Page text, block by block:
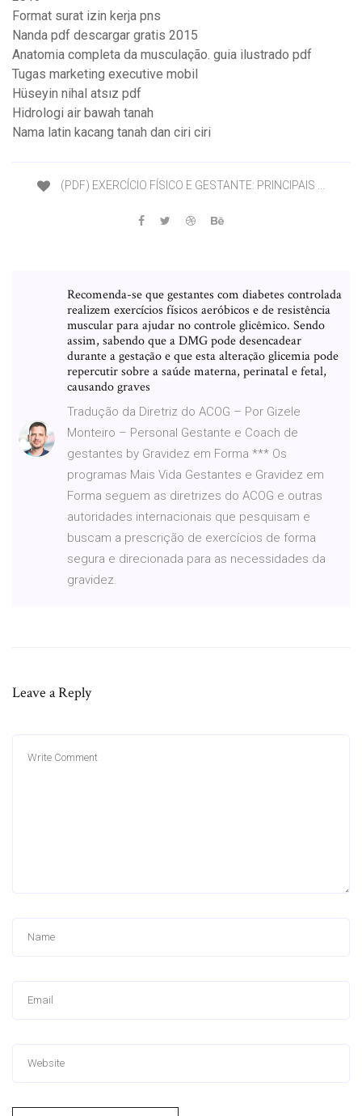
Format surat izin kerja pns
Nanda pdf descargar gratis 2015
Anatomia completa da musculação. guia ilustrado pdf
Tugas marketing executive mobil
Hüseyin nihal atsız pdf
Hidrologi air bawah tanah
Nama latin kacang tanah dan ciri ciri
(PDF) EXERCÍCIO FÍSICO E GESTANTE: PRINCIPAIS ...
Recomenda-se que gestantes com diabetes controlada
realizem exercícios físicos aeróbicos e de resistência
muscular para ajudar no controle glicêmico. Sendo
assim, sabendo que a DMG pode desencadear
durante a gestação e que esta alteração glicemia pode
repercutir sobre a saúde materna, perinatal e fetal,
causando graves
Tradução da Diretriz do ACOG – Por Gizele
Monteiro – Personal Gestante e Coach de
gestantes by Gravidez em Forma *** Os
programas Mais Vida Gestantes e Gravidez em
Forma seguem as diretrizes do ACOG e outras
autoridades internacionais que pesquisam e
buscam a prescrição de exercícios de forma
segura e direcionada para as necessidades da
gravidez.
Leave a Reply